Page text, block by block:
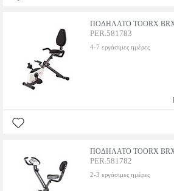
ΠΟΔΗΛΑΤΟ TOORX BRX
PER.581783
4-7 εργάσιμες ημέρες
ΠΟΔΗΛΑΤΟ TOORX
PER.581782
2-3 εργάσιμες ημέρες